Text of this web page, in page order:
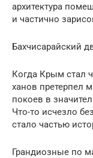
архитектура
и частично
Бахчисарайский
Когда Крым стал
ханов претерпел
покоев в
Что-то исчезло
стало частью
Грандиозные по